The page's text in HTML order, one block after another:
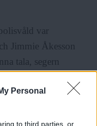
Personal
to third parties, or
var
Jimmie Åkesson
tala, segern
till att polisen först